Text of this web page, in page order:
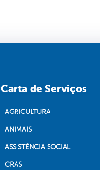
Carta de Serviços
AGRICULTURA
ANIMAIS
ASSISTÊNCIA SOCIAL
CRAS